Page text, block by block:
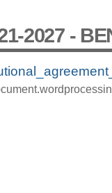
2027 -